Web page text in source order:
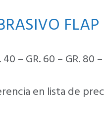
40 – GR. 60 – GR. 80
en lista de